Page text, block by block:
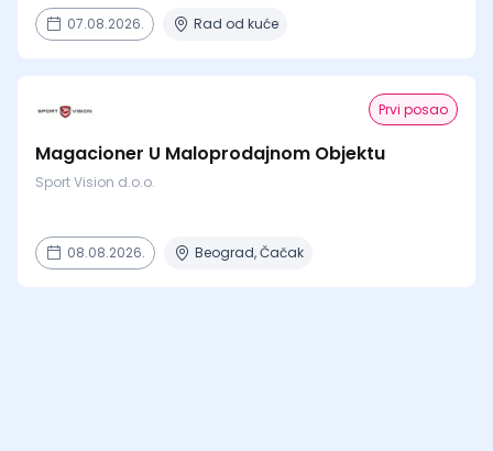
07.08.2026. Rad od kuće
Prvi posao
Magacioner U Maloprodajnom Objektu
Sport Vision d.o.o.
08.08.2026. Beograd, Čačak